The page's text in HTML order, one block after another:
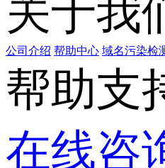
关于我
公司介绍 帮助中心 域名污染检
帮助支
在线咨